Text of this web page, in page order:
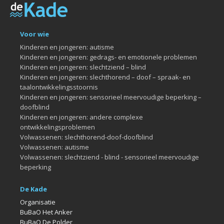
Voor wie
Kinderen en jongeren: autisme
Kinderen en jongeren: gedrags- en emotionele problemen
Kinderen en jongeren: slechtziend – blind
Kinderen en jongeren: slechthorend – doof – spraak- en
taalontwikkelingsstoornis
Kinderen en jongeren: sensorieel meervoudige beperking –
doofblind
Kinderen en jongeren: andere complexe
ontwikkelingsproblemen
Volwassenen: slechthorend-doof-doofblind
Volwassenen: autisme
Volwassenen: slechtziend - blind - sensorieel meervoudige
beperking
De Kade
Organisatie
BuBaO Het Anker
BuBaO De Polder